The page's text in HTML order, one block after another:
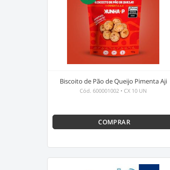
Biscoito de Pão de Queijo Pimenta Aji
Cód.600001002 •CX 10 UN
COMPRAR